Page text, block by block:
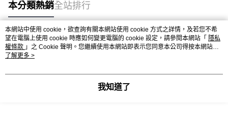
本分類熱銷全站排行
熱門標籤
本網站中使用 cookie，欲查詢有關本網站使用 cookie 方式之詳情，及若您不希
望在電腦上使用 cookie 時應如何變更電腦的 cookie 設定，請參閱本網站「 隱私
權條款 」之 Cookie 聲明。您繼續使用本網站即表示您同意本公司得按本網站使
用條款之 Cookie 聲明使用 cookie。
了解更多 >
我知道了